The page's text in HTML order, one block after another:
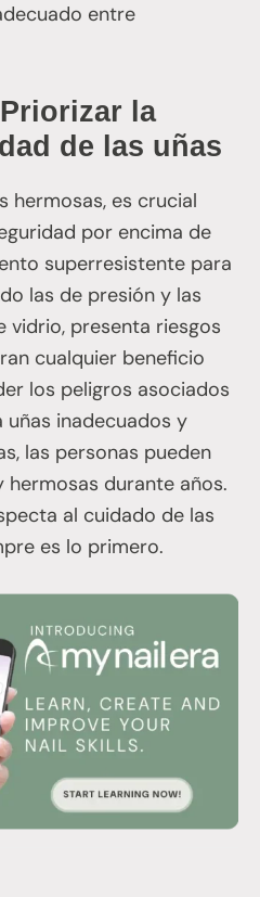
entre
la
de las uñas
hermosas, es crucial
por encima de
superresistente para
las de presión y las
vidrio, presenta riesgos
cualquier beneficio
los peligros asociados
uñas inadecuados y
las personas pueden
hermosas durante años.
al cuidado de las
es lo primero.